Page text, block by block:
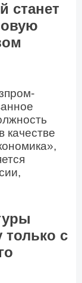
станет
качестве
только с